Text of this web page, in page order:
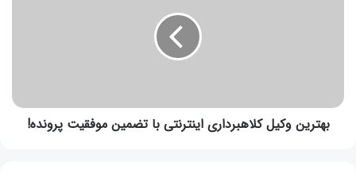
بهترین وکیل کلاهبرداری اینترنتی با تضمین موفقیت پرونده!